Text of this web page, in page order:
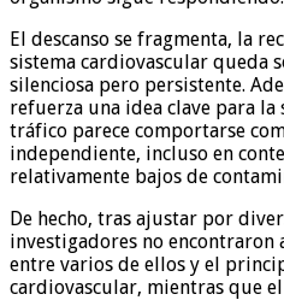
El descanso se fragmenta, la
sistema cardiovascular queda
silenciosa pero persistente.
refuerza una idea clave para
tráfico parece comportarse
independiente, incluso en
relativamente bajos de
De hecho, tras ajustar por
investigadores no encontraron
entre varios de ellos y el
cardiovascular, mientras que